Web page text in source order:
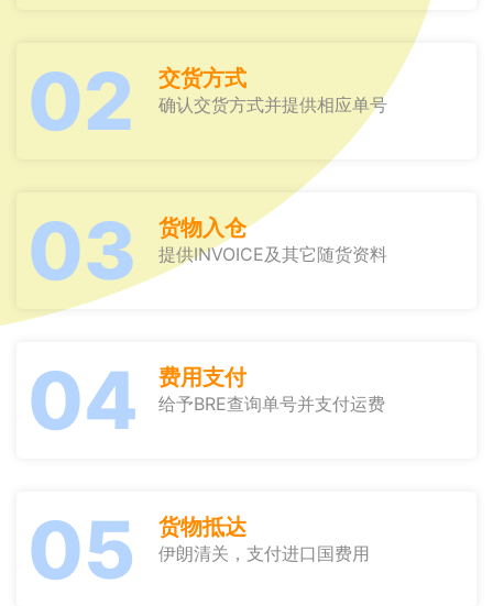
02 交货方式
确认交货方式并提供相应单号
03 货物入仓
提供INVOICE及其它随货资料
04 费用支付
给予BRE查询单号并支付运费
05 货物抵达
伊朗清关，支付进口国费用